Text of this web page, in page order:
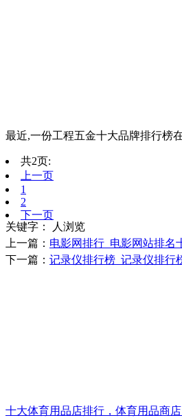
最近,一份工程五金十大品牌排行榜
共2页:
上一页
1
2
下一页
关键字：
人浏览
上一篇： 电影网排行_电影网站排名
下一篇： 记录仪排行榜_记录仪排行
十大体育用品店排行，体育用品商